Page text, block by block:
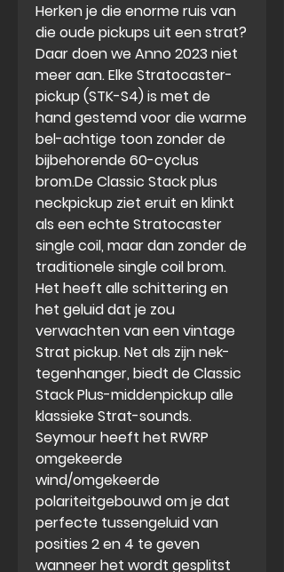
Herken je die enorme ruis van
die oude pickups uit een strat?
Daar doen we Anno 2023 niet
meer aan. Elke Stratocaster-
pickup (STK-S4) is met de
hand gestemd voor die warme
bel-achtige toon zonder de
bijbehorende 60-cyclus
brom.De Classic Stack plus
neckpickup ziet eruit en klinkt
als een echte Stratocaster
single coil, maar dan zonder de
traditionele single coil brom.
Het heeft alle schittering en
het geluid dat je zou
verwachten van een vintage
Strat pickup. Net als zijn nek-
tegenhanger, biedt de Classic
Stack Plus-middenpickup alle
klassieke Strat-sounds.
Seymour heeft het RWRP
omgekeerde
wind/omgekeerde
polariteitgebouwd om je dat
perfecte tussengeluid van
posities 2 en 4 te geven
wanneer het wordt gesplitst